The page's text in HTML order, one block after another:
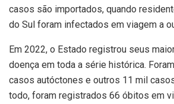
casos são importados, quando
do Sul foram infectados em viagem a
Em 2022, o Estado registrou seus
doença em toda a série histórica.
casos autóctones e outros 11 mil
todo, foram registrados 66 óbitos em